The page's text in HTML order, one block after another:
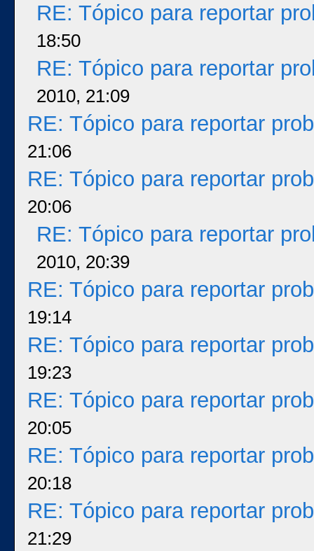
RE: Tópico para reportar
18:50
RE: Tópico para reportar
2010, 21:09
RE: Tópico para reportar
21:06
RE: Tópico para reportar
20:06
RE: Tópico para reportar
2010, 20:39
RE: Tópico para reportar
19:14
RE: Tópico para reportar
19:23
RE: Tópico para reportar
20:05
RE: Tópico para reportar
20:18
RE: Tópico para reportar
21:29